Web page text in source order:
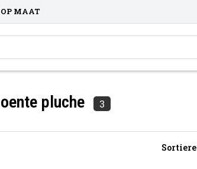
OP MAAT
pluche 3